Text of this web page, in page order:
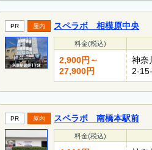
PR 屋内 スペラボ 相模原中央
料金(税込)
2,900円～
27,900円
神奈
2-
PR 屋内 スペラボ 南橋本駅前
料金(税込)